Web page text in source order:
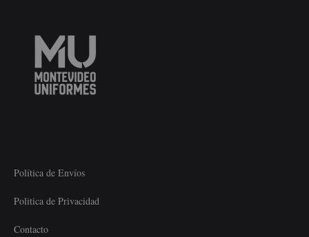
Política de Envíos
Politica de Privacidad
Contacto